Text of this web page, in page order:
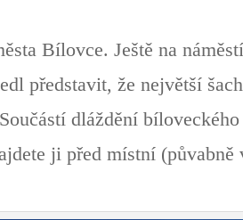
Bílovce. Ještě na
představit, že největší
dláždění
ji před místní